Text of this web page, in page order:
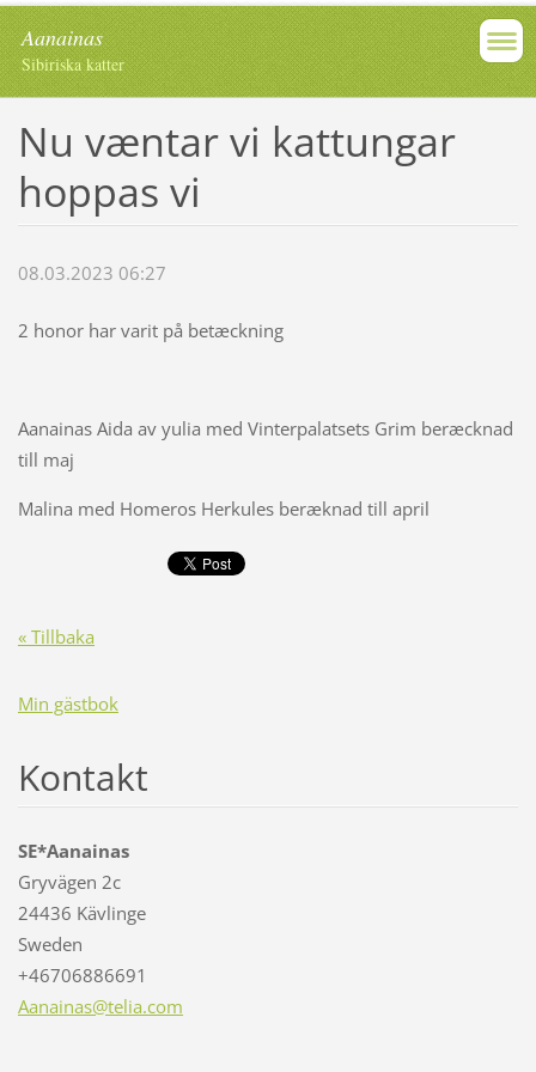
Aanainas
Sibiriska katter
Nu væntar vi kattungar
hoppas vi
08.03.2023 06:27
2 honor har varit på betæckning
Aanainas Aida av yulia med Vinterpalatsets Grim beræcknad
till maj
Malina med Homeros Herkules beræknad till april
« Tillbaka
Min gästbok
Kontakt
SE*Aanainas
Gryvägen 2c
24436 Kävlinge
Sweden
+46706886691
Aanainas@telia.com